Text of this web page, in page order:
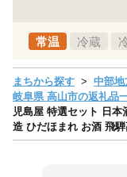
常温 冷蔵
まちから探す 中部地
岐阜県 高山市の返礼品
児島屋 特選セット 日
造 ひだほまれ お酒 飛